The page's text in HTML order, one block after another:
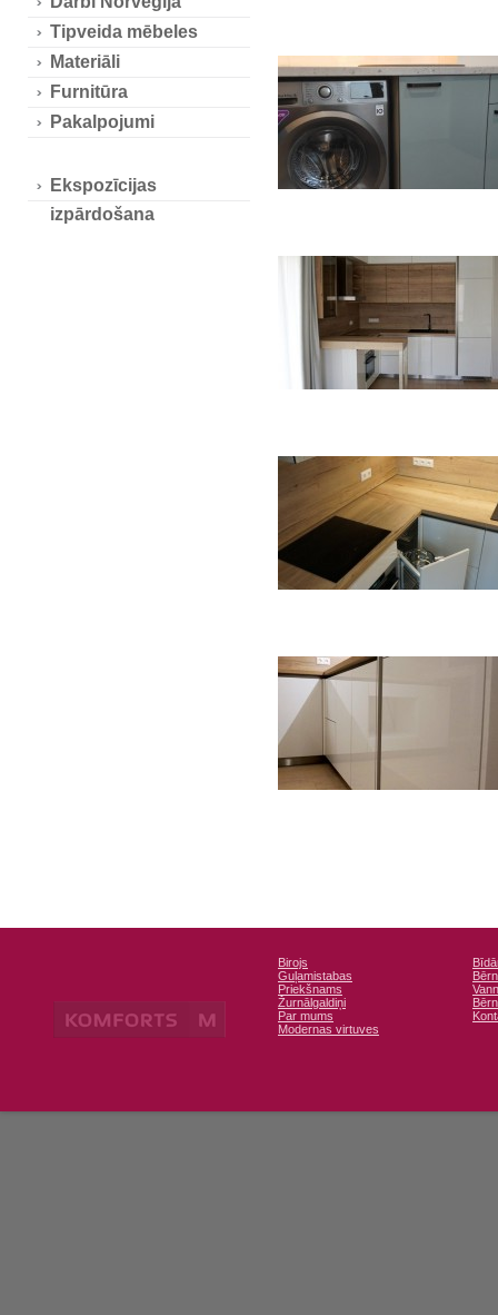
Tipveida mēbeles
Materiāli
Furnitūra
Pakalpojumi
Ekspozīcijas
izpārdošana
Birojs
Guļamistabas
Priekšnams
Žurnālgaldiņi
Par mums
Modernas virtuves